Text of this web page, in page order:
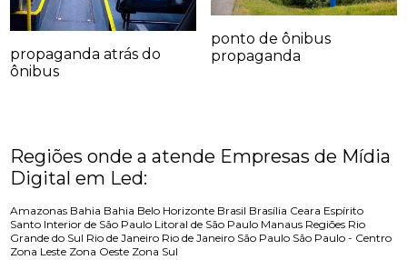
propaganda atrás do
ônibus
ponto de ônibus
propaganda
Regiões onde a atende Empresas de Mídia
Digital em Led:
Amazonas Bahia Bahia Belo Horizonte Brasil Brasília Ceara Espírito
Santo Interior de São Paulo Litoral de São Paulo Manaus Regiões Rio
Grande do Sul Rio de Janeiro Rio de Janeiro São Paulo São Paulo - Centro
Zona Leste Zona Oeste Zona Sul